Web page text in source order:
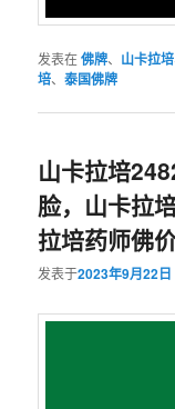
发表在佛牌、 山卡拉培
培、泰国佛牌
山卡拉培
脸，山卡拉
拉培药师佛
发表于2023年9月22日